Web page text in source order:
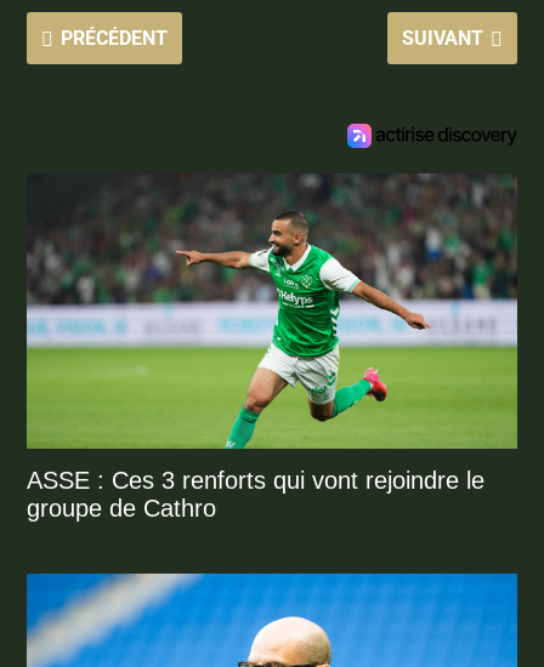
PRÉCÉDENT SUIVANT
ASSE : Ces 3 renforts qui vont rejoindre le
groupe de Cathro